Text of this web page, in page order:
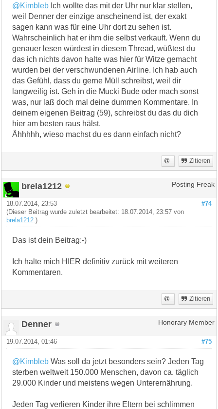
@Kimbleb Ich wollte das mit der Uhr nur klar stellen,
weil Denner der einzige anscheinend ist, der exakt
sagen kann was für eine Uhr dort zu sehen ist.
Wahrscheinlich hat er ihm die selbst verkauft. Wenn du
genauer lesen würdest in diesem Thread, wüßtest du
das ich nichts davon halte was hier für Witze gemacht
wurden bei der verschwundenen Airline. Ich hab auch
das Gefühl, dass du gerne Müll schreibst, weil dir
langweilig ist. Geh in die Mucki Bude oder mach sonst
was, nur laß doch mal deine dummen Kommentare. In
deinem eigenen Beitrag (59), schreibst du das du dich
hier am besten raus hälst.
Ähhhhh, wieso machst du es dann einfach nicht?
Zitieren
brela1212 Posting Freak
#74
18.07.2014, 23:53
(Dieser Beitrag wurde zuletzt bearbeitet: 18.07.2014, 23:57 von
brela1212 .)
Das ist dein Beitrag:-)
Ich halte mich HIER definitiv zurück mit weiteren
Kommentaren.
Zitieren
Denner Honorary Member
#75
19.07.2014, 01:46
@Kimbleb Was soll da jetzt besonders sein? Jeden Tag
sterben weltweit 150.000 Menschen, davon ca. täglich
29.000 Kinder und meistens wegen Unterernährung.
Jeden Tag verlieren Kinder ihre Eltern bei schlimmen